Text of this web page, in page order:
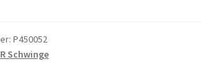
P450052
Schwinge